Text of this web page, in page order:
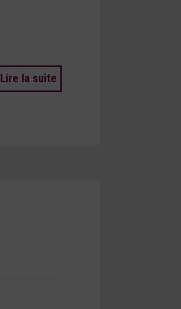
Lire la suite